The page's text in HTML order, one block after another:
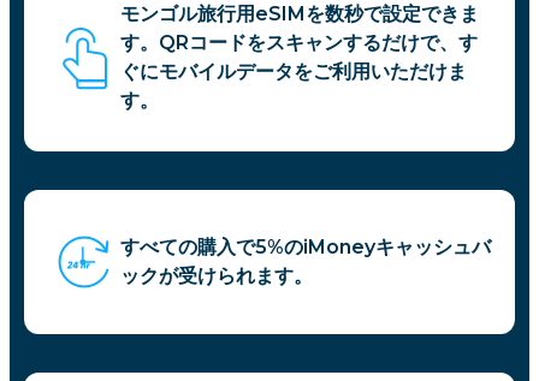
モンゴル旅行用eSIMを数秒で設定できま
す。QRコードをスキャンするだけで、す
ぐにモバイルデータをご利用いただけま
す。
すべての購入で5%のiMoneyキャッシュバ
ックが受けられます。